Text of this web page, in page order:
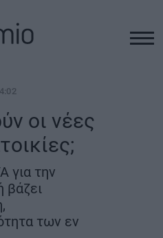
οι νέες
για την
βάζει
των εν